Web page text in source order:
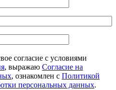
согласие с условиями
, выражаю Согласие на
, ознакомлен с Политикой
персональных данных.